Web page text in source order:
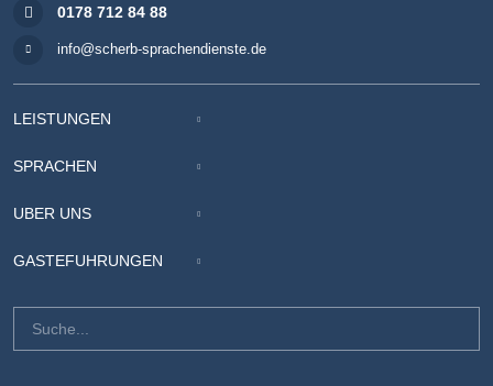
0178 712 84 88
info@scherb-sprachendienste.de
LEISTUNGEN
SPRACHEN
ÜBER UNS
GÄSTEFÜHRUNGEN